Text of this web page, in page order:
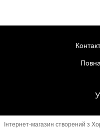
Інтернет-магазин створений з